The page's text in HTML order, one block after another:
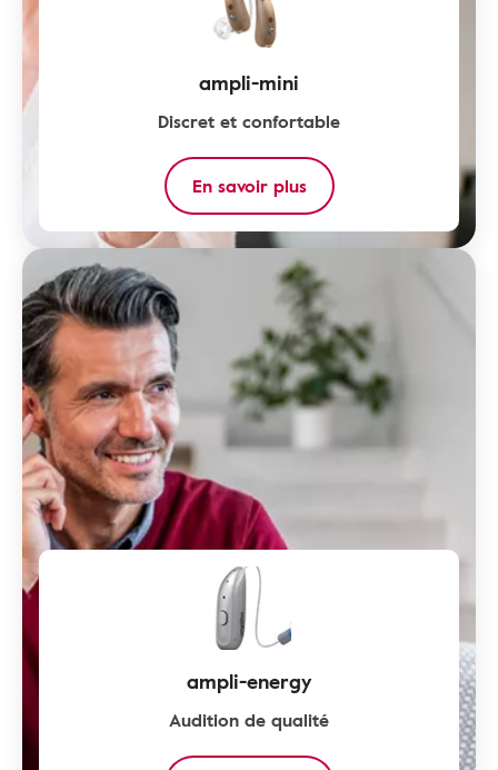
ampli-mini
Discret et confortable
En savoir plus
ampli-energy
Audition de qualité